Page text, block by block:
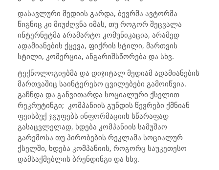
დასავლური მედიის გარდა, ბევრმა ავტორმა
წიგნიც კი მიუძღვნა იმას, თუ როგორ შეცვალა
ინტერნეტმა არამარტო კომუნიკაცია, არამედ
ადამიანების ქცევა, ფიქრის სტილი, მართვის
სტილი, კომერცია, ანგარიშსწორება და სხვ.
ტექნოლოგიებმა და დიჯიტალ მედიამ ადამიანების
მართვაშიც საინტერესო ცვილებები გამოიწვია.
გაჩნდა და განვითარდა სოციალური ქსელით
რეკრუტინგი; კომპანიის გუნდის წევრები ქმნიან
ფეისბუქ ჯგუფებს ინფორმაციის სწარაფად
გასაცვლელად, ხდება კომპანიის სამუშაო
გარემოსა თუ პირობების რეკლამა სოციალურ
ქსელში, ხდება კომპანიის, როგორც საუკეთესო
დამსაქმებლის ბრენდინგი და სხვ.